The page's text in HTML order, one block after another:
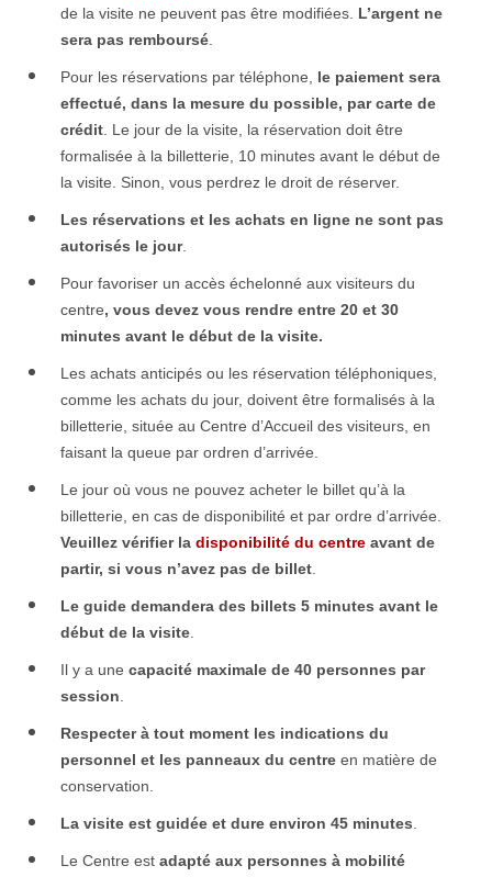
de la visite ne peuvent pas être modifiées. L’argent ne
sera pas remboursé.
Pour les réservations par téléphone, le paiement sera
effectué, dans la mesure du possible, par carte de
crédit. Le jour de la visite, la réservation doit être
formalisée à la billetterie, 10 minutes avant le début de
la visite. Sinon, vous perdrez le droit de réserver.
Les réservations et les achats en ligne ne sont pas
autorisés le jour.
Pour favoriser un accès échelonné aux visiteurs du
centre, vous devez vous rendre entre 20 et 30
minutes avant le début de la visite.
Les achats anticipés ou les réservation téléphoniques,
comme les achats du jour, doivent être formalisés à la
billetterie, située au Centre d’Accueil des visiteurs, en
faisant la queue par ordren d’arrivée.
Le jour où vous ne pouvez acheter le billet qu’à la
billetterie, en cas de disponibilité et par ordre d’arrivée.
Veuillez vérifier la disponibilité du centre avant de
partir, si vous n’avez pas de billet.
Le guide demandera des billets 5 minutes avant le
début de la visite.
Il y a une capacité maximale de 40 personnes par
session.
Respecter à tout moment les indications du
personnel et les panneaux du centre en matière de
conservation.
La visite est guidée et dure environ 45 minutes.
Le Centre est adapté aux personnes à mobilité